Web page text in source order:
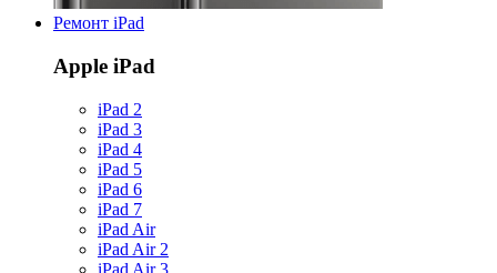
Ремонт iPad
Apple iPad
iPad 2
iPad 3
iPad 4
iPad 5
iPad 6
iPad 7
iPad Air
iPad Air 2
iPad Air 3